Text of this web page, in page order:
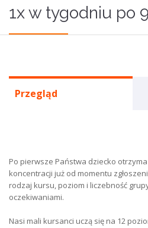
1x w tygodniu po
Przegląd
Po pierwsze Państwa dziecko
koncentracji już od momentu
rodzaj kursu, poziom i liczebność
oczekiwaniami.
Nasi mali kursanci uczą się na 12